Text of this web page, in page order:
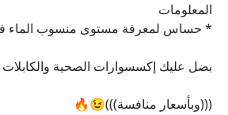
المعلومات
* حساس لمعرفة مستوى منسوب الماء
بضل عليك إكسسوارات الصحية والكابلات
(((وبأسعار منافسة)))😉🔥